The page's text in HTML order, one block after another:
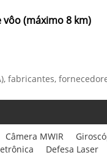
(máximo 8 km)
fabricantes,
Câmera MWIR
Defesa Laser